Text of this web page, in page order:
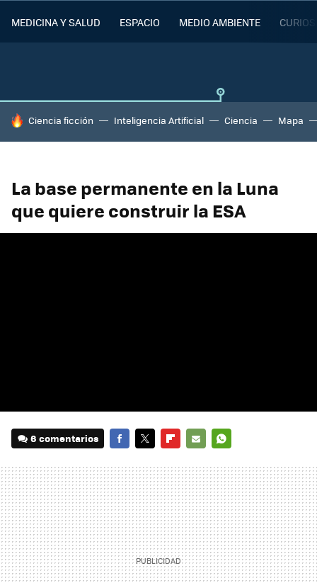
MEDICINA Y SALUD ESPACIO MEDIO AMBIENTE
HOY SE HABLA DE
Ciencia ficción Inteligencia Artificial Ciencia Mapa
La base permanente en la Luna
que quiere construir la ESA
6 comentarios
MAIL